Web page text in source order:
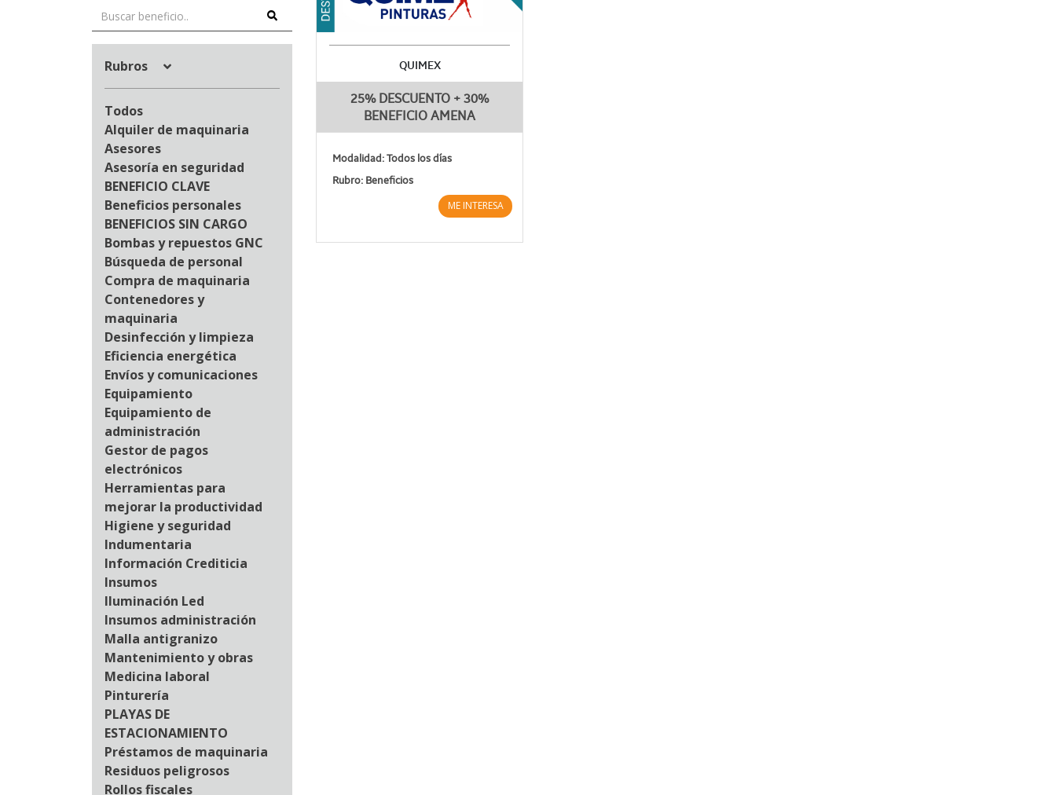
Rubros
Todos
Alquiler de maquinaria
Asesores
Asesoría en seguridad
BENEFICIO CLAVE
Beneficios personales
BENEFICIOS SIN CARGO
Bombas y repuestos GNC
Búsqueda de personal
Compra de maquinaria
Contenedores y
maquinaria
Desinfección y limpieza
Eficiencia energética
Envíos y comunicaciones
Equipamiento
Equipamiento de
administración
Gestor de pagos
electrónicos
Herramientas para
mejorar la productividad
Higiene y seguridad
Indumentaria
Información Crediticia
Insumos
Iluminación Led
Insumos administración
Malla antigranizo
Mantenimiento y obras
Medicina laboral
Pinturería
PLAYAS DE
ESTACIONAMIENTO
Préstamos de maquinaria
Residuos peligrosos
Rollos fiscales
QUIMEX
25% DESCUENTO + 30%
BENEFICIO AMENA
Modalidad: Todos los días
Rubro: Beneficios
ME INTERESA